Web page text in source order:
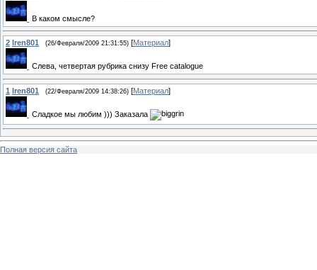
В каком смысле?
2 Iren801 (26/Февраля/2009 21:31:55) [Материал]
Слева, четвертая рубрика снизу Free catalogue
1 Iren801 (22/Февраля/2009 14:38:26) [Материал]
Сладкое мы любим ))) Заказала
Полная версия сайта